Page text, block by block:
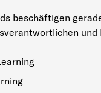
beschäftigen
und